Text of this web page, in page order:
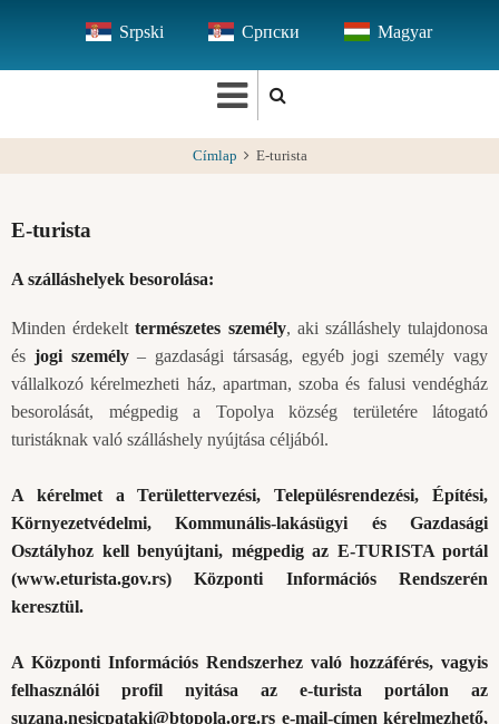
tartalomra
Srpski Српски Magyar
Címlap E-turista
E-turista
A szálláshelyek besorolása:
Minden érdekelttermészetes személy, aki szálláshely tulajdonosa
és jogi személy– gazdasági társaság, egyéb jogi személy vagy
vállalkozó kérelmezheti ház, apartman, szoba és falusi vendégház
besorolását, mégpedig a Topolya község területére látogató
turistáknak való szálláshely nyújtása céljából.
A kérelmet a Területtervezési, Településrendezési, Építési,
Környezetvédelmi, Kommunális-lakásügyi és Gazdasági
Osztályhoz kell benyújtani, mégpedig az E-TURISTA portál
(www.eturista.gov.rs) Központi Információs Rendszerén
keresztül.
A Központi Információs Rendszerhez való hozzáférés, vagyis
felhasználói profil nyitása az e-turista portálon az
suzana.nesicpataki@btopola.org.rs e-mail-címen kérelmezhető,